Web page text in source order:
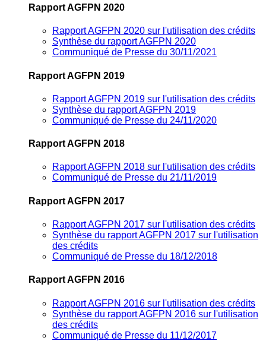
Rapport AGFPN 2020
Rapport AGFPN 2020 sur l'utilisation des crédits
Synthèse du rapport AGFPN 2020
Communiqué de Presse du 30/11/2021
Rapport AGFPN 2019
Rapport AGFPN 2019 sur l'utilisation des crédits
Synthèse du rapport AGFPN 2019
Communiqué de Presse du 24/11/2020
Rapport AGFPN 2018
Rapport AGFPN 2018 sur l'utilisation des crédits
Communiqué de Presse du 21/11/2019
Rapport AGFPN 2017
Rapport AGFPN 2017 sur l'utilisation des crédits
Synthèse du rapport AGFPN 2017 sur l'utilisation
des crédits
Communiqué de Presse du 18/12/2018
Rapport AGFPN 2016
Rapport AGFPN 2016 sur l'utilisation des crédits
Synthèse du rapport AGFPN 2016 sur l'utilisation
des crédits
Communiqué de Presse du 11/12/2017